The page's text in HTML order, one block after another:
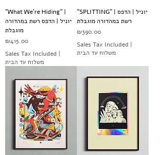
"What We're Hiding" |
יוניל | הדפס רשת במהדורה
מוגבלת
Price
₪415.00
Sales Tax Included |
משלוח עד הבית
"SPLITTING" | יוניל | הדפס
רשת במהדורה מוגבלת
Price
₪390.00
Sales Tax Included |
משלוח עד הבית